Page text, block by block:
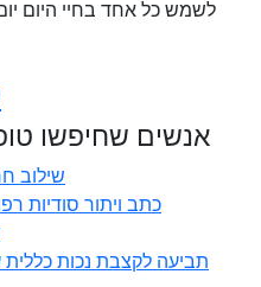
לשמש כל אחד בחיי היום
אנשים שחיפשו
שילוב
כתב ויתור סודיות
תביעה לקצבת נכות כללית